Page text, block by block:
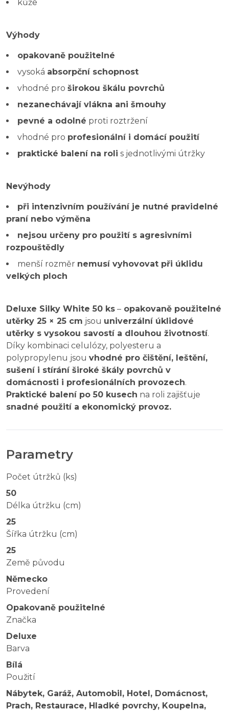
kůže
Výhody
opakovaně použitelné
vysoká absorpční schopnost
vhodné pro širokou škálu povrchů
nezanechávají vlákna ani šmouhy
pevné a odolné proti roztržení
vhodné pro profesionální i domácí použití
praktické balení na roli s jednotlivými útržky
Nevýhody
při intenzivním používání je nutné pravidelné
praní nebo výměna
nejsou určeny pro použití s agresivními
rozpouštědly
menší rozměr nemusí vyhovovat při úklidu
velkých ploch
Deluxe Silky White 50 ks – opakovaně použitelné
utěrky 25 × 25 cm jsou univerzální úklidové
utěrky s vysokou savostí a dlouhou životností.
Díky kombinaci celulózy, polyesteru a
polypropylenu jsou vhodné pro čištění, leštění,
sušení i stírání široké škály povrchů v
domácnosti i profesionálních provozech.
Praktické balení po 50 kusech na roli zajišťuje
snadné použití a ekonomický provoz.
Parametry
Počet útržků (ks)
50
Délka útržku (cm)
25
Šířka útržku (cm)
25
Země původu
Německo
Provedení
Opakovaně použitelné
Značka
Deluxe
Barva
Bílá
Použití
Nábytek, Garáž, Automobil, Hotel, Domácnost,
Prach, Restaurace, Hladké povrchy, Koupelna,